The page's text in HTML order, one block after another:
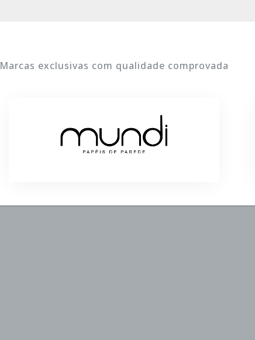
Marcas exclusivas com qualidade comprovada